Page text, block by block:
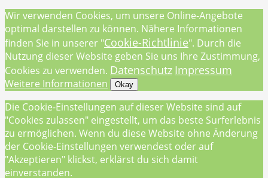
Wir verwenden Cookies, um unsere Online-Angebote
optimal darstellen zu können. Nähere Informationen
finden Sie in unserer "Cookie-Richtlinie". Durch die
Nutzung dieser Website geben Sie uns Ihre Zustimmung,
Cookies zu verwenden. Datenschutz Impressum
Weitere Informationen Okay
Die Cookie-Einstellungen auf dieser Website sind auf
"Cookies zulassen" eingestellt, um das beste Surferlebnis
zu ermöglichen. Wenn du diese Website ohne Änderung
der Cookie-Einstellungen verwendest oder auf
"Akzeptieren" klickst, erklärst du sich damit
einverstanden.